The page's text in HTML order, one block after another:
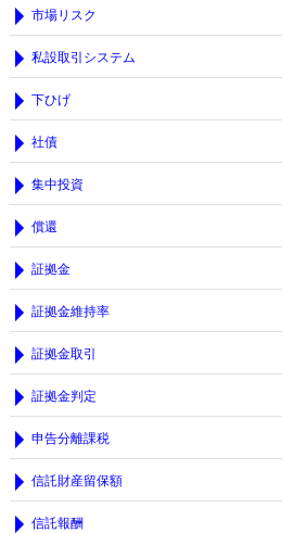
市場リスク
私設取引システム
下ひげ
社債
集中投資
償還
証拠金
証拠金維持率
証拠金取引
証拠金判定
申告分離課税
信託財産留保額
信託報酬